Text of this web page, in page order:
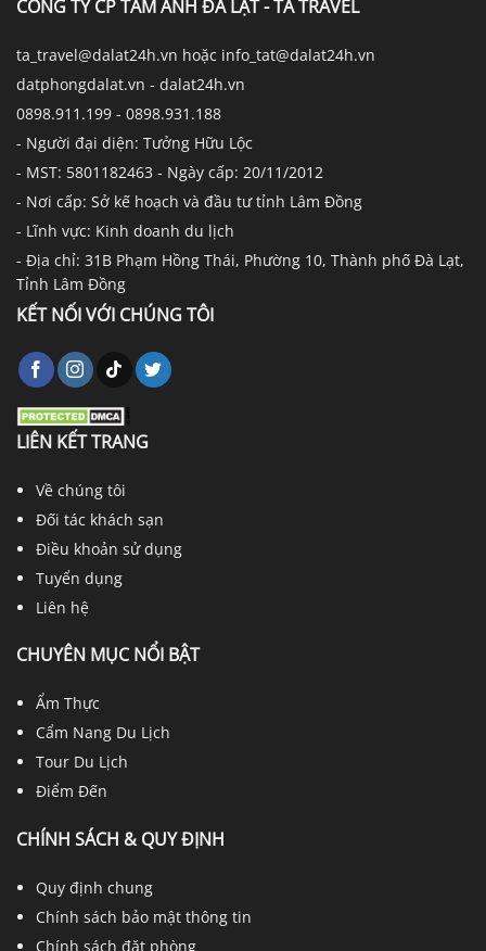
CÔNG TY CP TAM ANH ĐÀ LẠT - TA TRAVEL
ta_travel@dalat24h.vn hoặc info_tat@dalat24h.vn
datphongdalat.vn - dalat24h.vn
0898.911.199 - 0898.931.188
- Người đại diện: Tưởng Hữu Lộc
- MST: 5801182463 - Ngày cấp: 20/11/2012
- Nơi cấp: Sở kế hoạch và đầu tư tỉnh Lâm Đồng
- Lĩnh vực: Kinh doanh du lịch
- Địa chỉ: 31B Phạm Hồng Thái, Phường 10, Thành phố Đà Lạt,
Tỉnh Lâm Đồng
KẾT NỐI VỚI CHÚNG TÔI
LIÊN KẾT TRANG
Về chúng tôi
Đối tác khách sạn
Điều khoản sử dụng
Tuyển dụng
Liên hệ
CHUYÊN MỤC NỔI BẬT
Ẩm Thực
Cẩm Nang Du Lịch
Tour Du Lịch
Điểm Đến
CHÍNH SÁCH & QUY ĐỊNH
Quy định chung
Chính sách bảo mật thông tin
Chính sách đặt phòng